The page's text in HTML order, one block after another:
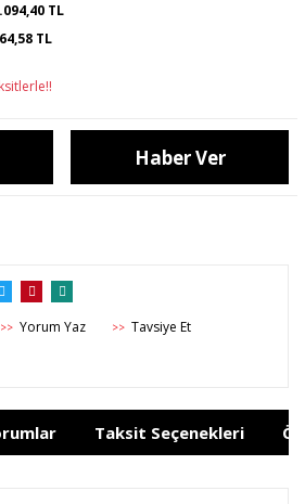
TL
TL
Haber Ver
>> Yorum Yaz >> Tavsiye Et
Taksit Seçenekleri